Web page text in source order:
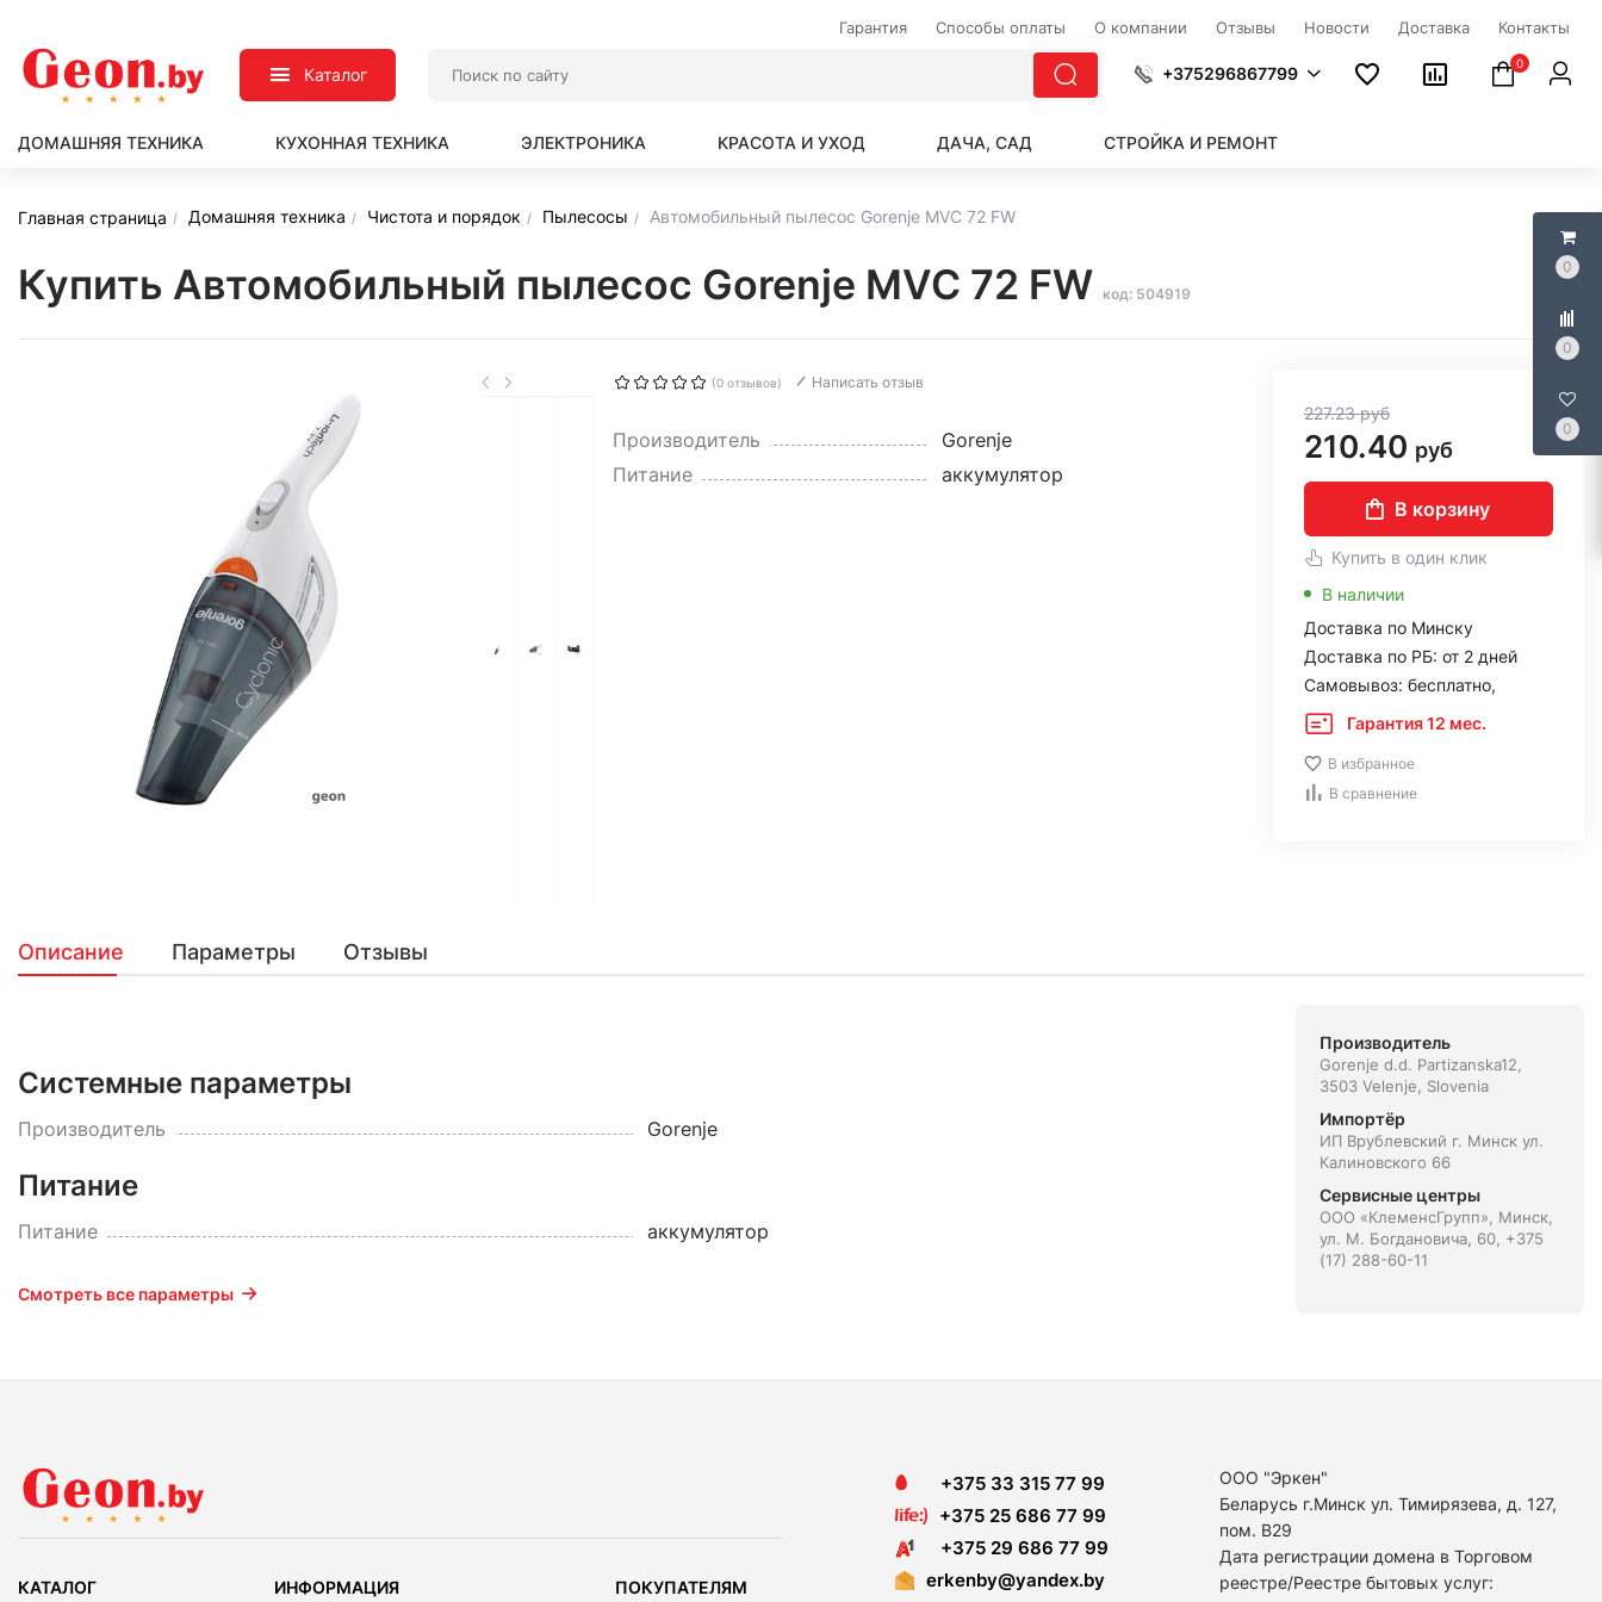
0
0
0
Гарантия Способы оплаты О компании Отзывы Новости Доставка Контакты
Каталог +375296867799
0
ДОМАШНЯЯ ТЕХНИКА КУХОННАЯ ТЕХНИКА ЭЛЕКТРОНИКА КРАСОТА И УХОД ДАЧА, САД СТРОЙКА И РЕМОНТ
Главная страница Домашняя техника Чистота и порядок Пылесосы Автомобильный пылесос Gorenje MVC 72 FW
Купить Автомобильный пылесос Gorenje MVC 72 FW код: 504919
(0 отзывов) Написать отзыв
Производитель
Gorenje
Питание
аккумулятор
227.23руб
210.40 руб
В корзину
Купить в один клик
В наличии
Доставка по Минску
Доставка по РБ: от 2 дней
Самовывоз: бесплатно,
Гарантия 12 мес.
В избранное
В сравнение
Описание Параметры Отзывы
Системные параметры
Производитель Gorenje
Питание
Питание аккумулятор
Смотреть все параметры
Производитель
Gorenje d.d. Partizanska12,
3503 Velenje, Slovenia
Импортёр
ИП Врублевский г. Минск ул.
Калиновского 66
Сервисные центры
ООО «КлеменсГрупп», Минск,
ул. М. Богдановича, 60, +375
(17) 288-60-11
КАТАЛОГ ИНФОРМАЦИЯ ПОКУПАТЕЛЯМ
+375 33 315 77 99
+375 25 686 77 99
+375 29 686 77 99
erkenby@yandex.by
ООО "Эркен"
Беларусь г.Минск ул. Тимирязева, д. 127,
пом. В29
Дата регистрации домена в Торговом
реестре/Реестре бытовых услуг: